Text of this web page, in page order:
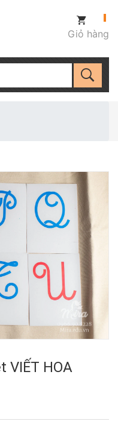
Giỏ hàng
VIẾT HOA